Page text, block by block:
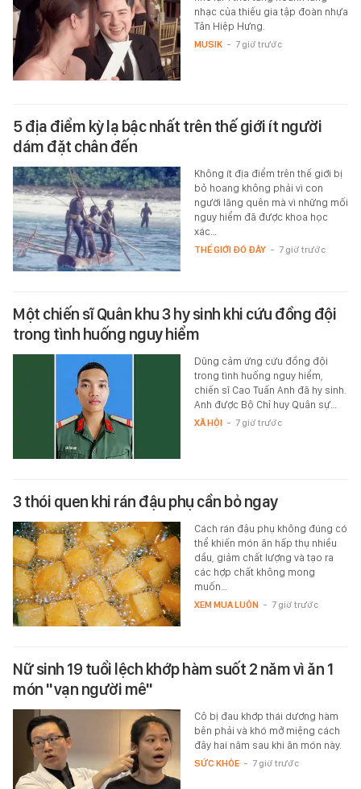
nhạc của thiếu gia tập đoàn nhựa
Tân Hiệp Hưng.
MUSIK - 7 giờ trước
5 địa điểm kỳ lạ bậc nhất trên thế giới ít người
dám đặt chân đến
Không ít địa điểm trên thế giới bị
bỏ hoang không phải vì con
người lãng quên mà vì những mối
nguy hiểm đã được khoa học
xác…
THẾ GIỚI ĐÓ ĐÂY - 7 giờ trước
Một chiến sĩ Quân khu 3 hy sinh khi cứu đồng đội
trong tình huống nguy hiểm
Dũng cảm ứng cứu đồng đội
trong tình huống nguy hiểm,
chiến sĩ Cao Tuấn Anh đã hy sinh.
Anh được Bộ Chỉ huy Quân sự…
XÃ HỘI - 7 giờ trước
3 thói quen khi rán đậu phụ cần bỏ ngay
Cách rán đậu phụ không đúng có
thể khiến món ăn hấp thụ nhiều
dầu, giảm chất lượng và tạo ra
các hợp chất không mong
muốn…
XEM MUA LUÔN - 7 giờ trước
Nữ sinh 19 tuổi lệch khớp hàm suốt 2 năm vì ăn 1
món "vạn người mê"
Cô bị đau khớp thái dương hàm
bên phải và khó mở miệng cách
đây hai năm sau khi ăn món này.
SỨC KHỎE - 7 giờ trước